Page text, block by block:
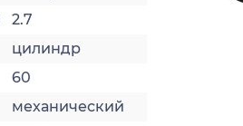
2.7
цилиндр
60
механический